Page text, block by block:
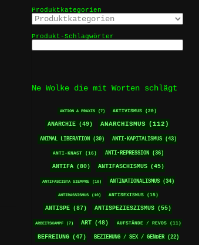
Produktkategorien
Produkt-Schlagwörter
Ne Wolke die mit Worten schlägt
AKTION & PRAXIS (7) AKTIVISMUS (20)
ANARCHIE (49) ANARCHISMUS (112)
ANIMAL LIBERATION (30) ANTI-KAPITALISMUS (43)
ANTI-KNAST (16) ANTI-REPRESSION (36)
ANTIFA (80) ANTIFASCHISMUS (45)
ANTIFASCISTA SIEMPRE (10) ANTINATIONALISMUS (34)
ANTIRASSISMUS (10) ANTISEXISMUS (15)
ANTISPE (87) ANTISPEZIESZISMUS (55)
ARBEITSKAMPF (7) ART (48) AUFSTÄNDE / REVOS (11)
BEFREIUNG (47) BEZIEHUNG / SEX / GENDER (22)